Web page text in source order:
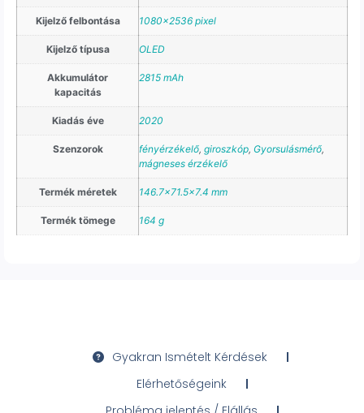
Kijelző felbontása 1080×2536 pixel
Kijelző típusa OLED
Akkumulátor
kapacitás
2815 mAh
Kiadás éve 2020
Szenzorok fényérzékelő, giroszkóp, Gyorsulásmérő,
mágneses érzékelő
Termék méretek 146.7×71.5×7.4 mm
Termék tömege 164 g
Gyakran Ismételt Kérdések
Elérhetőségeink